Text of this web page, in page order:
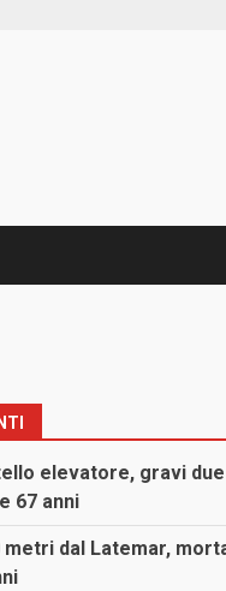
elevatore, gravi due
67 anni
dal Latemar,